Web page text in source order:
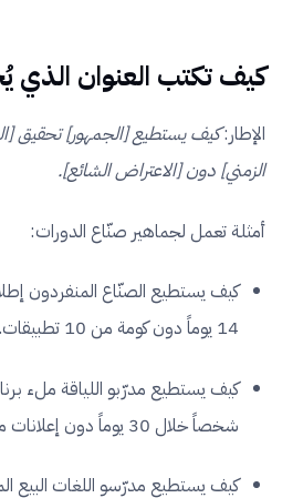
كيف تكتب العنوان الذي
الإطار:كيف يستطيع [الجمهور] تحقيق
الزمني] دون [الاعتراض الشائع].
أمثلة تعمل لجماهير صنّاع الدورات:
14 يوماً دون كومة من 10 تطبيقات.
شخصاً خلال 30 يوماً دون إعلانات مدفوعة.
كيف يستطيع مدرّسو اللغات البيع